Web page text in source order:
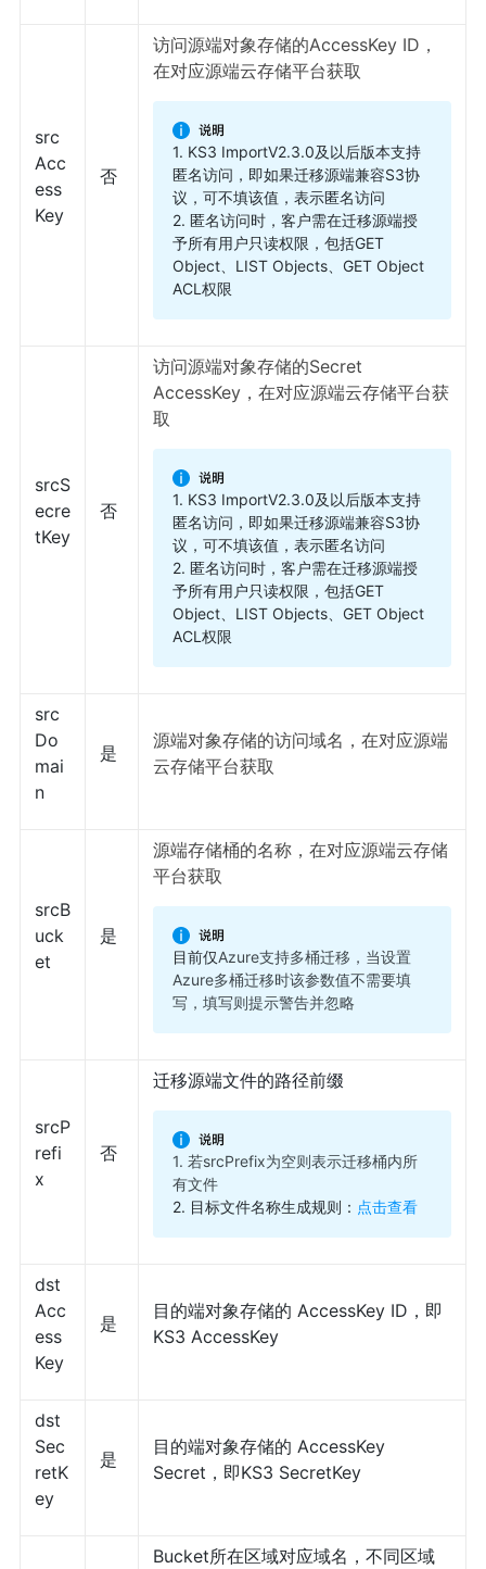
src
Acc
ess
Key
否
访问源端对象存储的AccessKey ID，
在对应源端云存储平台获取
1. KS3 ImportV2.3.0及以后版本支持
匿名访问，即如果迁移源端兼容S3协
议，可不填该值，表示匿名访问
2. 匿名访问时，客户需在迁移源端授
予所有用户只读权限，包括GET
Object、LIST Objects、GET Object
ACL权限
srcS
ecre
tKey
否
访问源端对象存储的Secret
AccessKey，在对应源端云存储平台获
取
1. KS3 ImportV2.3.0及以后版本支持
匿名访问，即如果迁移源端兼容S3协
议，可不填该值，表示匿名访问
2. 匿名访问时，客户需在迁移源端授
予所有用户只读权限，包括GET
Object、LIST Objects、GET Object
ACL权限
src
Do
mai
n
是
源端对象存储的访问域名，在对应源端
云存储平台获取
srcB
uck
et
是
源端存储桶的名称，在对应源端云存储
平台获取
目前仅Azure支持多桶迁移，当设置
Azure多桶迁移时该参数值不需要填
写，填写则提示警告并忽略
srcP
refi
x
否
迁移源端文件的路径前缀
1. 若srcPrefix为空则表示迁移桶内所
有文件
2. 目标文件名称生成规则： 点击查看
dst
Acc
ess
Key
是
目的端对象存储的 AccessKey ID，即
KS3 AccessKey
dst
Sec
retK
ey
是
目的端对象存储的 AccessKey
Secret，即KS3 SecretKey
Bucket所在区域对应域名，不同区域